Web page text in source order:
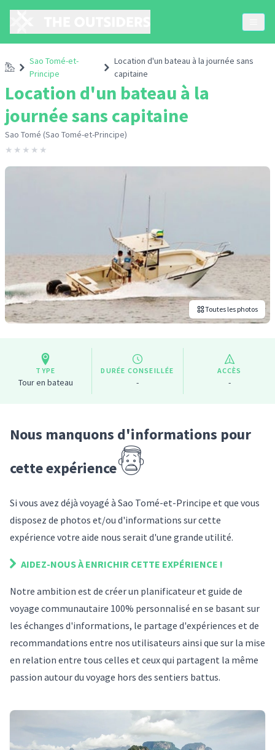
AccueilSao Tomé-et-
Principe
Location d'un bateau à la journée sans
capitaine
Location d'un bateau à la
journée sans capitaine
Sao Tomé (Sao Tomé-et-Principe)
★ ★ ★ ★ ★
Toutes les photos
TYPE
Tour en bateau
DURÉE CONSEILLÉE
-
ACCÈS
-
Nous manquons d'informations pour
cette expérience
Si vous avez déjà voyagé à Sao Tomé-et-Principe et que vous
disposez de photos et/ou d'informations surcette
expérience votre aide nous serait d'une grande utilité.
AIDEZ-NOUS À ENRICHIR CETTE EXPÉRIENCE !
Notre ambition est de créer un planificateur et guide de
voyage communautaire 100% personnalisé en se basant sur
les échanges d'informations, le partage d'expériences et de
recommandations entre nos utilisateurs ainsi que sur la mise
en relation entre tous celles et ceux qui partagent la même
passion autour du voyage hors des sentiers battus.